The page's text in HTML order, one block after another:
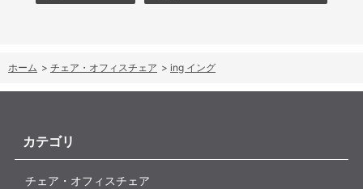
ホーム > チェア・オフィスチェア > ing イング
カテゴリ
チェア・オフィスチェア